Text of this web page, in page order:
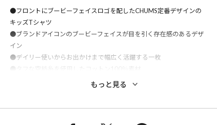
●フロントにブービーフェイスロゴを配したCHUMS定番デザインの
キッズTシャツ
●ブランドアイコンのブービーフェイスが目を引く存在感のあるデザ
イン
●デイリー使いからお出かけまで幅広く活躍する一枚
●タフな空紡糸を使用したコットン100％素材
●型崩れしにくく耐久性に優れたしっかりとした生地感
もっと見る